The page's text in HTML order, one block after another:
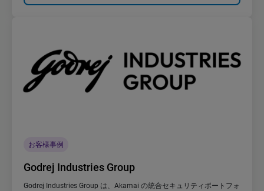
お客様事例
Godrej Industries Group
Godrej Industries Group は、Akamai の統合セキュリティポートフォ